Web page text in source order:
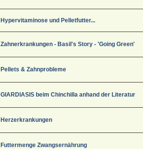
Hypervitaminose und Pelletfutter...
Zahnerkrankungen - Basil's Story - 'Going Green'
Pellets & Zahnprobleme
GIARDIASIS beim Chinchilla anhand der Literatur
Herzerkrankungen
Futtermenge Zwangsernährung